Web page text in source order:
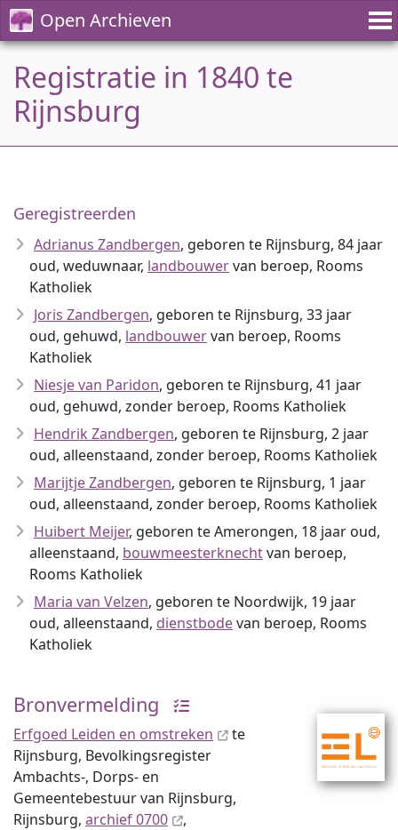
Open Archieven
Registratie in 1840 te
Rijnsburg
Geregistreerden
Adrianus Zandbergen, geboren te Rijnsburg, 84 jaar
oud, weduwnaar, landbouwervan beroep, Rooms
Katholiek
Joris Zandbergen, geboren te Rijnsburg, 33 jaar
oud, gehuwd, landbouwervan beroep, Rooms
Katholiek
Niesje van Paridon, geboren te Rijnsburg, 41 jaar
oud, gehuwd, zonder beroep, Rooms Katholiek
Hendrik Zandbergen, geboren te Rijnsburg, 2 jaar
oud, alleenstaand, zonder beroep, Rooms Katholiek
Marijtje Zandbergen, geboren te Rijnsburg, 1 jaar
oud, alleenstaand, zonder beroep, Rooms Katholiek
Huibert Meijer, geboren te Amerongen, 18 jaar oud,
alleenstaand, bouwmeesterknechtvan beroep,
Rooms Katholiek
Maria van Velzen, geboren te Noordwijk, 19 jaar
oud, alleenstaand, dienstbodevan beroep, Rooms
Katholiek
Bronvermelding
Erfgoed Leiden en omstreken
te
Rijnsburg, Bevolkingsregister
Ambachts-, Dorps- en
Gemeentebestuur van Rijnsburg,
Rijnsburg, archief 0700
,